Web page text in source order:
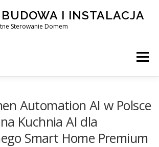
I INSTALACJA
Sterowanie Domem
Menu
– AUTOMATYKA, INTELIGENTNE
Automation AI w Polsce
Kuchnia AI dla
Smart Home Premium